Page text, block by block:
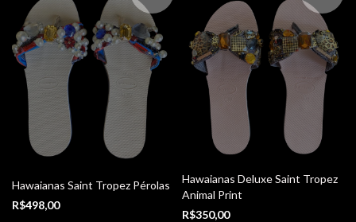
Hawaianas Saint Tropez Pérolas
R$498,00
Hawaianas Deluxe Saint Tropez
Animal Print
R$350,00